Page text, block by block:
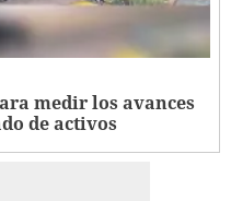
medir los avances
de activos